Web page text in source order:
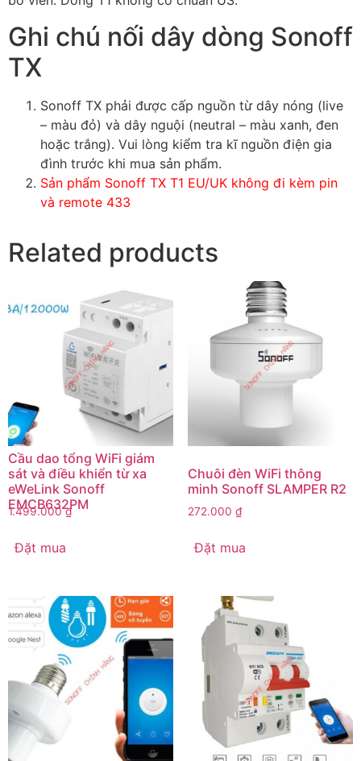
Ghi chú nối dây dòng Sonoff
TX
Sonoff TX phải được cấp nguồn từ dây nóng (live
– màu đỏ) và dây nguội (neutral – màu xanh, đen
hoặc trắng). Vui lòng kiểm tra kĩ nguồn điện gia
đình trước khi mua sản phẩm.
Sản phẩm Sonoff TX T1 EU/UK không đi kèm pin
và remote 433
Related products
Cầu dao tổng WiFi giám
sát và điều khiển từ xa
eWeLink Sonoff
EMCB632PM
1.499.000₫
Đặt mua
Chuôi đèn WiFi thông
minh Sonoff SLAMPER R2
272.000 ₫
Đặt mua